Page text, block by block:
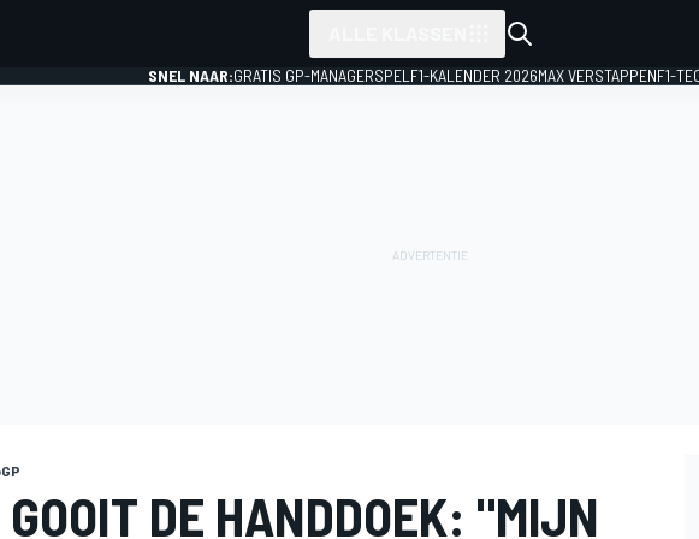
SNEL NAAR:GRATIS GP-MANAGERSPEL F1-KALENDER 2026MAX VERSTAPPENF1-
GOOIT DE HANDDOEK: "MIJN